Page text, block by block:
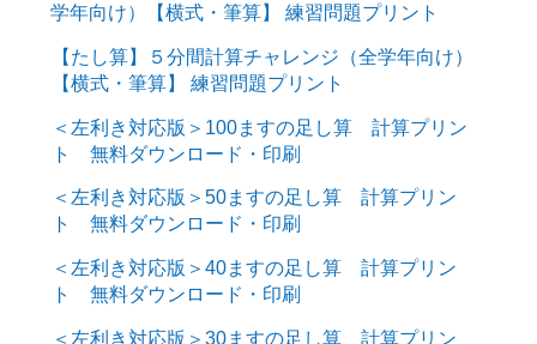
学年向け）【横式・筆算】 練習問題プリント
【たし算】５分間計算チャレンジ（全学年向け）
【横式・筆算】 練習問題プリント
＜左利き対応版＞100ますの足し算 計算プリン
ト 無料ダウンロード・印刷
＜左利き対応版＞50ますの足し算 計算プリン
ト 無料ダウンロード・印刷
＜左利き対応版＞40ますの足し算 計算プリン
ト 無料ダウンロード・印刷
＜左利き対応版＞30ますの足し算 計算プリン